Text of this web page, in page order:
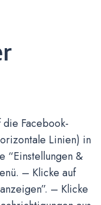
Facebook-
Linien) in
“Einstellungen &
– Klicke auf
– Klicke